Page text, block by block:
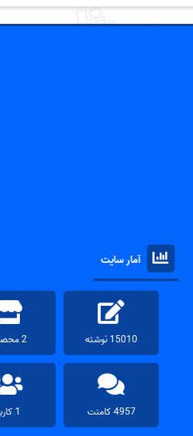
آمار سایت
15010 نوشته 2 محصول
4957 کامنت 1 کاربر